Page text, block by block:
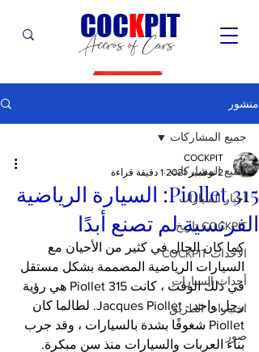
Accros of Cars
COCKPIT
منشور
جميع المشاركات
أخبار السيارات
COCKPIT تاريخ
الأحداث COCKPIT
أحداث السيارات
اختبارات الطريق
صور
جميع المشاركات
Piollet 315: السيارة الرياضية
الفرنسية لم تصنع أبدًا
COCKPIT
2 نوفمبر 2021
1 دقيقة قراءة
كما كان الحال في كثير من الأحيان مع
السيارات الرياضية المصممة بشكل مستقل
في ذلك الوقت ، كانت Piollet 315 هي رؤية
رجل واحد - Jacques Piollet. لطالما كان
Piollet شغوفًا بشدة بالسيارات ، وقد جرب
بناء العربات والسيارات منذ سن مبكرة.